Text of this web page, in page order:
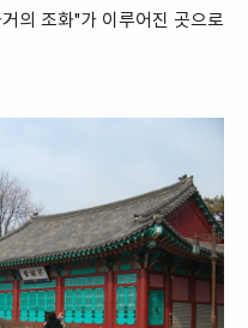
의 조화"가 이루어진 곳으로